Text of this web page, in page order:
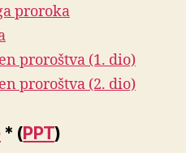
proroka
proroštva (1. dio)
proroštva (2. dio)
* (PPT)